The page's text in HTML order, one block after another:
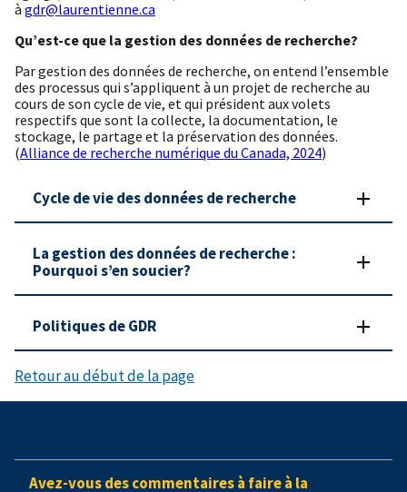
à gdr@laurentienne.ca
Qu’est-ce que la gestion des données de recherche?
Par gestion des données de recherche, on entend l’ensemble
des processus qui s’appliquent à un projet de recherche au
cours de son cycle de vie, et qui président aux volets
respectifs que sont la collecte, la documentation, le
stockage, le partage et la préservation des données.
(Alliance de recherche numérique du Canada, 2024)
Cycle de vie des données de recherche
La gestion des données de recherche :
Pourquoi s’en soucier?
Politiques de GDR
Retour au début de la page
Avez-vous des commentaires à faire à la